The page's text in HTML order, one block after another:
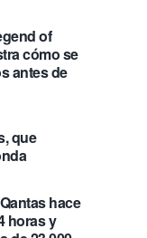
of
cómo se
antes de
que
hace
horas y